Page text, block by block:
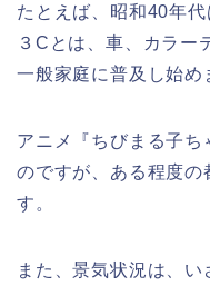
たとえば、昭和40年
３Cとは、車、カラー
一般家庭に普及し始め
アニメ『ちびまる子
のですが、ある程度の
す。
また、景気状況は、